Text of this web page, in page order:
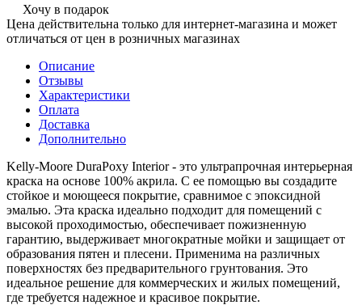
Хочу в подарок
Цена действительна только для интернет-магазина и может
отличаться от цен в розничных магазинах
Описание
Отзывы
Характеристики
Оплата
Доставка
Дополнительно
Kelly-Moore DuraPoxy Interior - это ультрапрочная интерьерная
краска на основе 100% акрила. С ее помощью вы создадите
стойкое и моющееся покрытие, сравнимое с эпоксидной
эмалью. Эта краска идеально подходит для помещений с
высокой проходимостью, обеспечивает пожизненную
гарантию, выдерживает многократные мойки и защищает от
образования пятен и плесени. Применима на различных
поверхностях без предварительного грунтования. Это
идеальное решение для коммерческих и жилых помещений,
где требуется надежное и красивое покрытие.